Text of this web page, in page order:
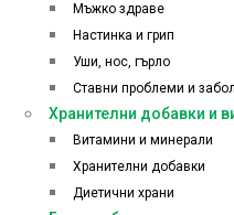
Мъжко здраве
Настинка и грип
Уши, нос, гърло
Ставни проблеми и
Хранителни добавки и
Витамини и минерали
Хранителни добавки
Диетични храни